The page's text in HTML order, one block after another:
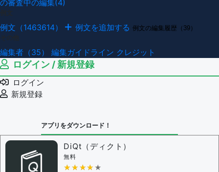
の審査中の編集(4)
例文（1463614） 例文を追加する 例文の編集履歴（39）
編集者（35） 編集ガイドライン クレジット
ログイン / 新規登録
ログイン
新規登録
アプリをダウンロード！
DiQt（ディクト）
無料
★★★★★
★★★★★